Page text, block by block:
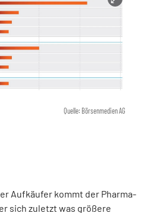
Quelle: Börsenmedien AG
Aufkäufer kommt der Pharma-
sich zuletzt was größere